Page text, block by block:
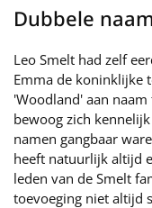
Dubbele
Leo Smelt had zelf
Emma de koninklijke
'Woodland' aan
bewoog zich
namen gangbaar
heeft natuurlijk altijd
leden van de Smelt
toevoeging niet altijd